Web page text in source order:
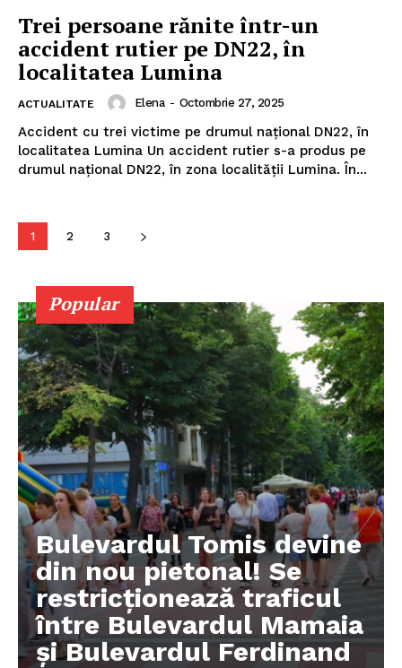
ABONEAZĂ-TE ACUM
StirileMedia.ro
Contactați-ne
Politica cookie-uri
Politica de Confidențialitate
Publicitate
Trei persoane rănite într-un
accident rutier pe DN22, în
localitatea Lumina
ACTUALITATE Elena - Octombrie 27, 2025
Accident cu trei victime pe drumul național DN22, în
localitatea Lumina Un accident rutier s-a produs pe
drumul național DN22, în zona localității Lumina. În...
1 2 3
Popular
Bulevardul Tomis devine
din nou pietonal! Se
restricționează traficul
între Bulevardul Mamaia
și Bulevardul Ferdinand